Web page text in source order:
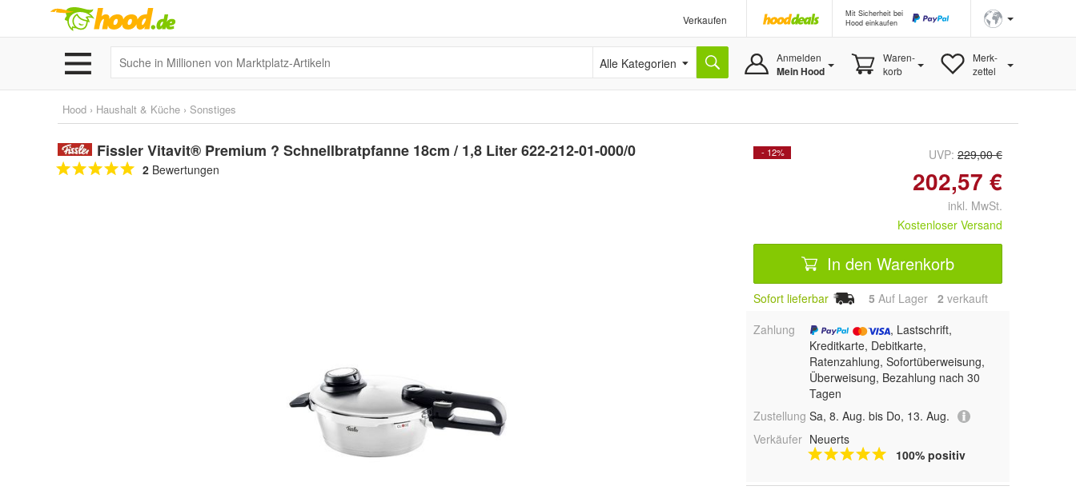
Verkaufen
Mit Sicherheit bei
Hood einkaufen
Alle Kategorien Anmelden
Mein Hood
Waren-
korb
Merk-
zettel
Hood › Haushalt & Küche › Sonstiges
Fissler Vitavit® Premium ? Schnellbratpfanne 18cm / 1,8 Liter 622-212-01-000/0
2 Bewertungen
- 12% UVP: 229,00 €
202,57 €
inkl. MwSt.
Kostenloser Versand
In den Warenkorb
Sofort lieferbar 5 Auf Lager 2 verkauft
Zahlung
, Lastschrift,
Kreditkarte, Debitkarte,
Ratenzahlung, Sofortüberweisung,
Überweisung, Bezahlung nach 30
Tagen
Zustellung Sa, 8. Aug. bis Do, 13. Aug.
Verkäufer Neuerts
100% positiv